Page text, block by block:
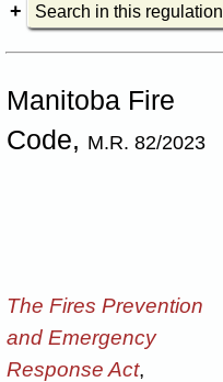
Search in this regulation
Manitoba Fire
Code, M.R. 82/2023
The Fires Prevention
and Emergency
Response Act,